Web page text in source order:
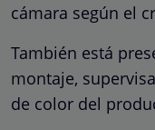
cámara según el
También está
montaje,
de color del